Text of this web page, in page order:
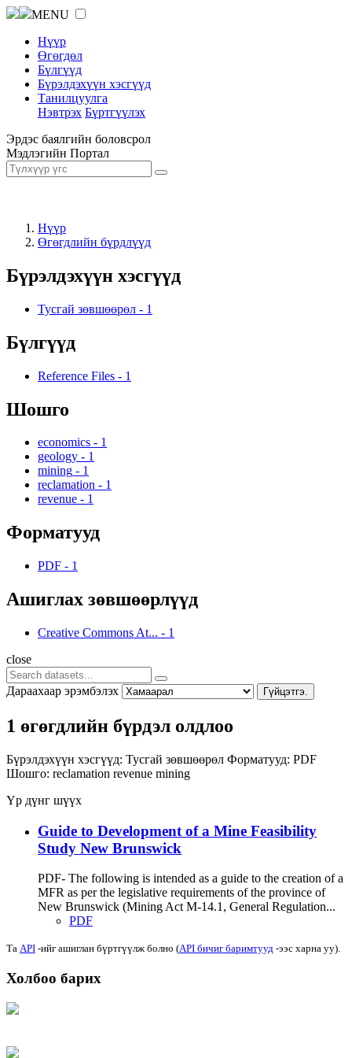
MENU
Нүүр
Өгөгдөл
Бүлгүүд
Бүрэлдэхүүн хэсгүүд
Танилцуулга
Нэвтрэх Бүртгүүлэх
Эрдэс баялгийн боловсрол
Мэдлэгийн Портал
Нүүр
Өгөгдлийн бүрдлүүд
Бүрэлдэхүүн хэсгүүд
Тусгай зөвшөөрөл - 1
Бүлгүүд
Reference Files - 1
Шошго
economics - 1
geology - 1
mining - 1
reclamation - 1
revenue - 1
Форматууд
PDF - 1
Ашиглах зөвшөөрлүүд
Creative Commons At... - 1
close
Дараахаар эрэмбэлэх Гүйцэтгэ.
1 өгөгдлийн бүрдэл олдлоо
Бүрэлдэхүүн хэсгүүд: Тусгай зөвшөөрөл Форматууд: PDF
Шошго: reclamation revenue mining
Үр дүнг шүүх
Guide to Development of a Mine Feasibility
Study New Brunswick
PDF- The following is intended as a guide to the creation of a
MFR as per the legislative requirements of the province of
New Brunswick (Mining Act M-14.1, General Regulation...
PDF
Та API -ийг ашиглан бүртгүүлж болно (API бичиг баримтууд -ээс харна уу).
Холбоо барих